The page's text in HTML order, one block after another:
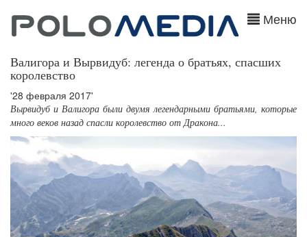
Меню
Валигора и Вырвидуб: легенда о братьях, спасших
королевство
'28 февраля 2017'
Вырвидуб и Валигора были двумя легендарными братьями, которые
много веков назад спасли королевство от Дракона...